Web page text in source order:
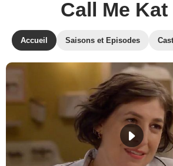
Call Me Kat
Accueil Saisons et Episodes